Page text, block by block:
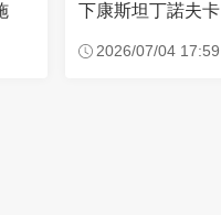
下康斯坦丁諾夫卡
2026/07/04 17:59